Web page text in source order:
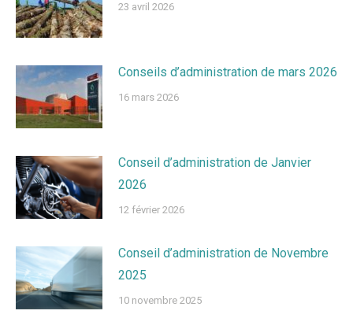
23 avril 2026
Conseils d’administration de mars 2026
16 mars 2026
Conseil d’administration de Janvier
2026
12 février 2026
Conseil d’administration de Novembre
2025
10 novembre 2025